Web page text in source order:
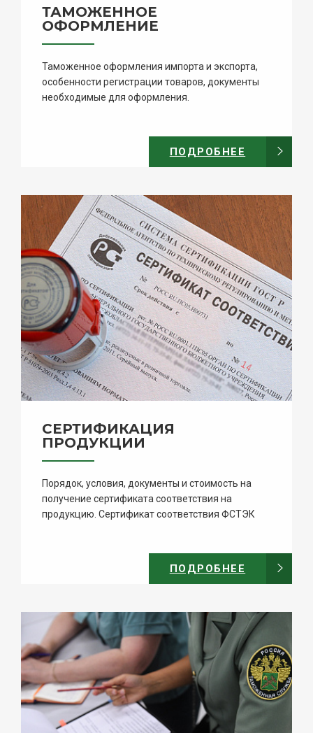
ТАМОЖЕННОЕ
ОФОРМЛЕНИЕ
Таможенное оформления импорта и экспорта,
особенности регистрации товаров, документы
необходимые для оформления.
ПОДРОБНЕЕ
СЕРТИФИКАЦИЯ
ПРОДУКЦИИ
Порядок, условия, документы и стоимость на
получение сертификата соответствия на
продукцию. Сертификат соответствия ФСТЭК
ПОДРОБНЕЕ